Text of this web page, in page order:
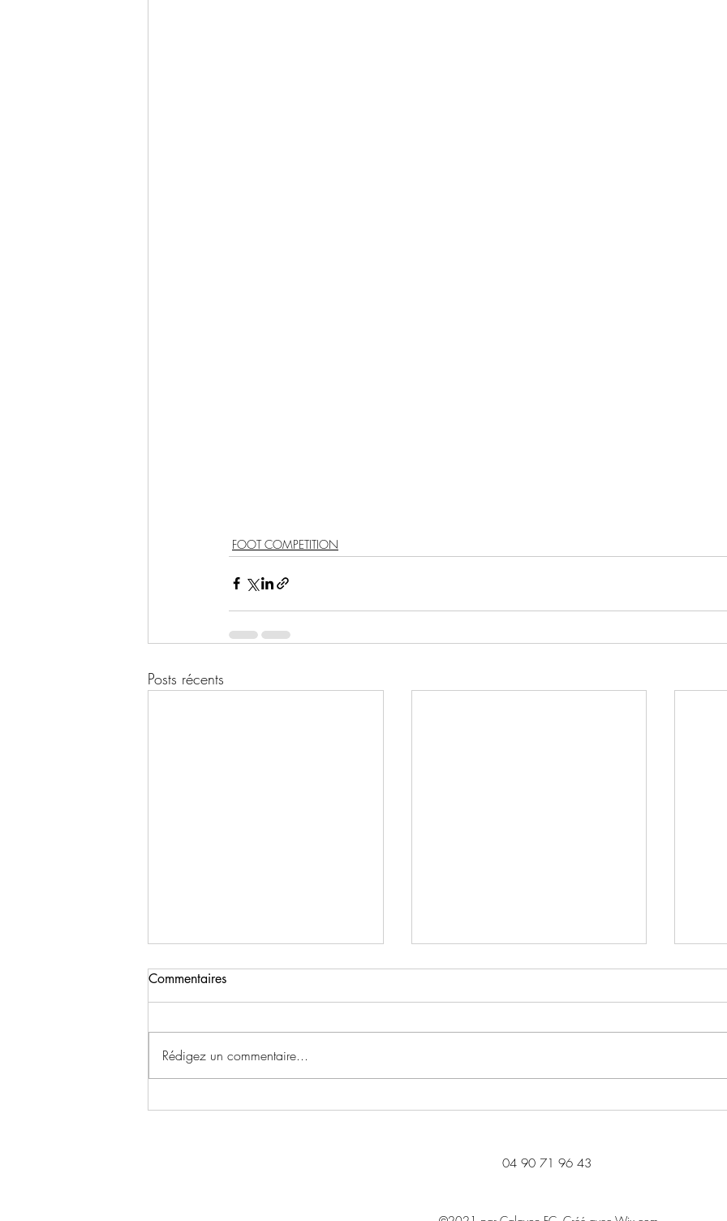
FOOT COMPETITION
Posts récents
Séniors D3 U16
U15
Commentaires
Rédigez un commentaire...
04 90 71 96 43